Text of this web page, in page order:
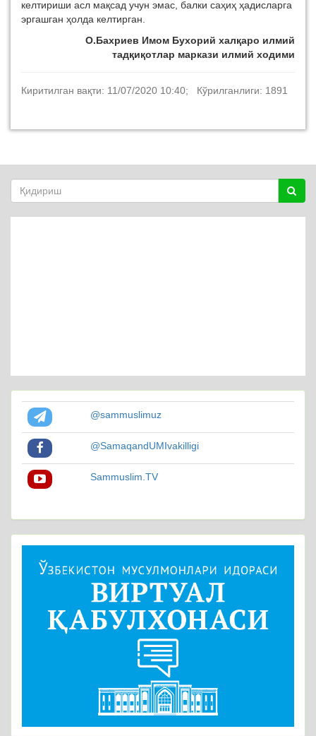
келтириши асл мақсад учун эмас, балки саҳиҳ ҳадисларга
эргашган ҳолда келтирган.
О.Бахриев Имом Бухорий халқаро илмий
тадқиқотлар маркази илмий ходими
Киритилган вақти: 11/07/2020 10:40; Кўрилганлиги: 1891
@sammuslimuz
@SamaqandUMIvakilligi
Sammuslim.TV